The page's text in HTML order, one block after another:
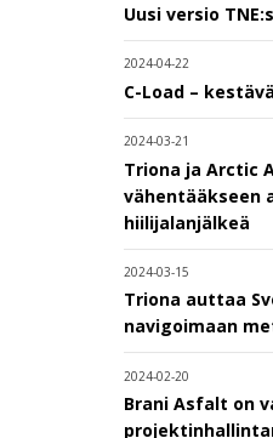
Uusi versio
2024-04-22
C-Load –
2024-03-21
Triona ja Arctic
vähentääkseen
hiilijalanjälkeä
2024-03-15
Triona auttaa
navigoimaan
2024-02-20
Brani Asfalt on